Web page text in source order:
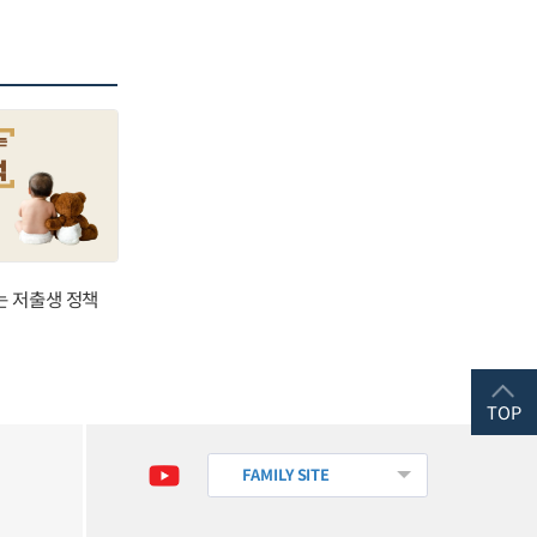
저출생 정책
FAMILY SITE
TOP